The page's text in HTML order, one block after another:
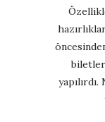
biletleri